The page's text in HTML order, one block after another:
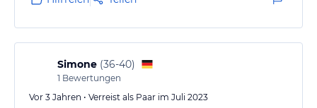
Simone (36-40)
1 Bewertungen
Vor 3 Jahren • Verreist als Paar im Juli 2023